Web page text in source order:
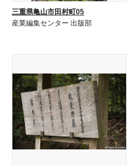
三重県亀山市田村町05
産業編集センター 出版部